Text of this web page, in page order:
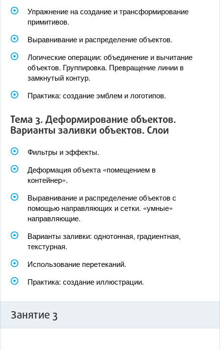
Упражнение на создание и трансформирование
примитивов.
Выравнивание и распределение объектов.
Логические операции: объединение и вычитание
объектов. Группировка. Превращение линии в
замкнутый контур.
Практика: создание эмблем и логотипов.
Тема 3. Деформирование объектов.
Варианты заливки объектов. Слои
Фильтры и эффекты.
Деформация объекта «помещением в
контейнер».
Выравнивание и распределение объектов с
помощью направляющих и сетки. «умные»
направляющие.
Варианты заливки: однотонная, градиентная,
текстурная.
Использование перетеканий.
Практика: создание иллюстрации.
Занятие 3